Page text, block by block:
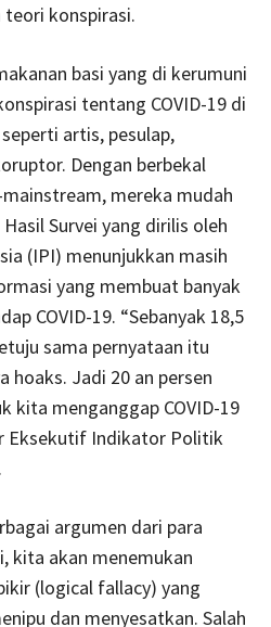
teori konspirasi.
basi yang di kerumuni
tentang COVID-19 di
artis, pesulap,
Dengan berbekal
mereka mudah
Survei yang dirilis oleh
(IPI) menunjukkan masih
yang membuat banyak
COVID-19. “Sebanyak 18,5
sama pernyataan itu
hoaks. Jadi 20 an persen
kita menganggap COVID-19
Eksekutif Indikator Politik
argumen dari para
kita akan menemukan
(logical fallacy) yang
dan menyesatkan. Salah